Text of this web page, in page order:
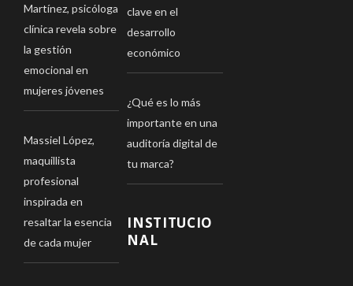
Martínez, psicóloga
clínica revela sobre
la gestión
emocional en
mujeres jóvenes
Massiel López,
maquillista
profesional
inspirada en
resaltar la esencia
de cada mujer
clave en el
desarrollo
económico
¿Qué es lo más
importante en una
auditoría digital de
tu marca?
INSTITUCIO
NAL